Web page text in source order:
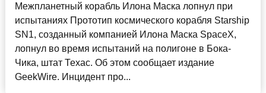
Межпланетный корабль Илона Маска лопнул при
испытаниях Прототип космического корабля Starship
SN1, созданный компанией Илона Маска SpaceX,
лопнул во время испытаний на полигоне в Бока-
Чика, штат Техас. Об этом сообщает издание
GeekWire. Инцидент про...